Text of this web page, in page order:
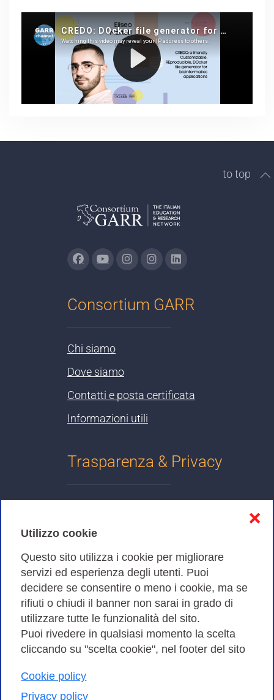
Utilizzo cookie
Questo sito utilizza i cookie per migliorare
servizi ed esperienza degli utenti. Puoi
decidere se consentire o meno i cookie, ma se
rifiuti o chiudi il banner non sarai in grado di
utilizzare tutte le funzionalità del sito.
Puoi rivedere in qualsiasi momento la scelta
cliccando su "scelta cookie", nel footer del sito
Cookie policy
Privacy policy
❌
to top
Consortium GARR
Chi siamo
Dove siamo
Contatti e posta certificata
Informazioni utili
Trasparenza & Privacy
Cookies Policy
Amministrazione trasparente
Bandi di Gara
Consortium GARR - Via dei Tizii, 6 - 00185 Roma | Tel.
| CF 97284570583 – PI 07577141000 | Codice
Destinatario 7EU9KEU |